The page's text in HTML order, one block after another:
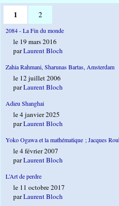
1 2
2084 - La Fin du monde
le 19 mars 2016
parLaurent Bloch
Zahia Rahmani, Sharunas Bartas, Amsterdam
le 12 juillet 2006
parLaurent Bloch
Adieu Shanghai
le 4 janvier 2025
parLaurent Bloch
Yoko Ogawa et la mathématique ; Jacques
le 4 février 2007
parLaurent Bloch
L’Art de perdre
le 11 octobre 2017
parLaurent Bloch